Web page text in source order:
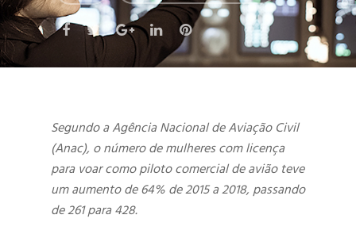
Segundo a Agência Nacional de Aviação Civil
(Anac), o número de mulheres com licença
para voar como piloto comercial de avião teve
um aumento de 64% de 2015 a 2018, passando
de 261 para 428.